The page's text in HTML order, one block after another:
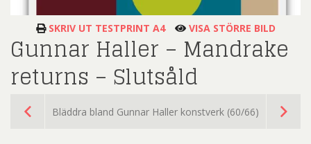
SKRIV UT TESTPRINT A4 VISA STÖRRE BILD
Gunnar Haller – Mandrake
returns – Slutsåld
Bläddra bland Gunnar Haller konstverk (60/66)